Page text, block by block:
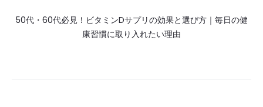
50代・60代必見！ビタミンDサプリの効果と選び方｜毎日の健
康習慣に取り入れたい理由